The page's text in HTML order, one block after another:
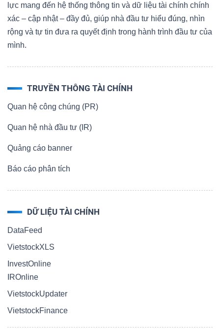
lực mang đến hệ thống thông tin và dữ liệu tài chính chính
xác – cập nhật – đầy đủ, giúp nhà đầu tư hiểu đúng, nhìn
rộng và tự tin đưa ra quyết định trong hành trình đầu tư của
mình.
TRUYỀN THÔNG TÀI CHÍNH
Quan hệ công chúng (PR)
Quan hệ nhà đầu tư (IR)
Quảng cáo banner
Báo cáo phân tích
DỮ LIỆU TÀI CHÍNH
DataFeed
VietstockXLS
InvestOnline
IROnline
VietstockUpdater
VietstockFinance